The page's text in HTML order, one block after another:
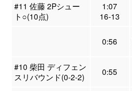
#11 佐藤 2Pシュー
ト○(10点)
1:07
16-13
0:56
#10 柴田 ディフェン
スリバウンド(0-2-2)
0:55